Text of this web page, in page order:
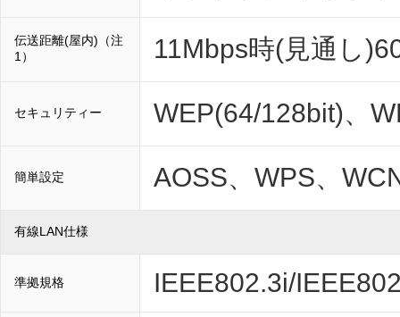
伝送距離(屋内)（注
1）
11Mbps時(見通し
セキュリティー WEP(64/128bit)、
簡単設定 AOSS、WPS、
有線LAN仕様
準拠規格 IEEE802.3i/